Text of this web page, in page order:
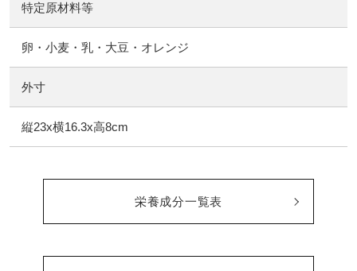
特定原材料等
卵・小麦・乳・大豆・オレンジ
外寸
縦23x横16.3x高8cm
栄養成分一覧表